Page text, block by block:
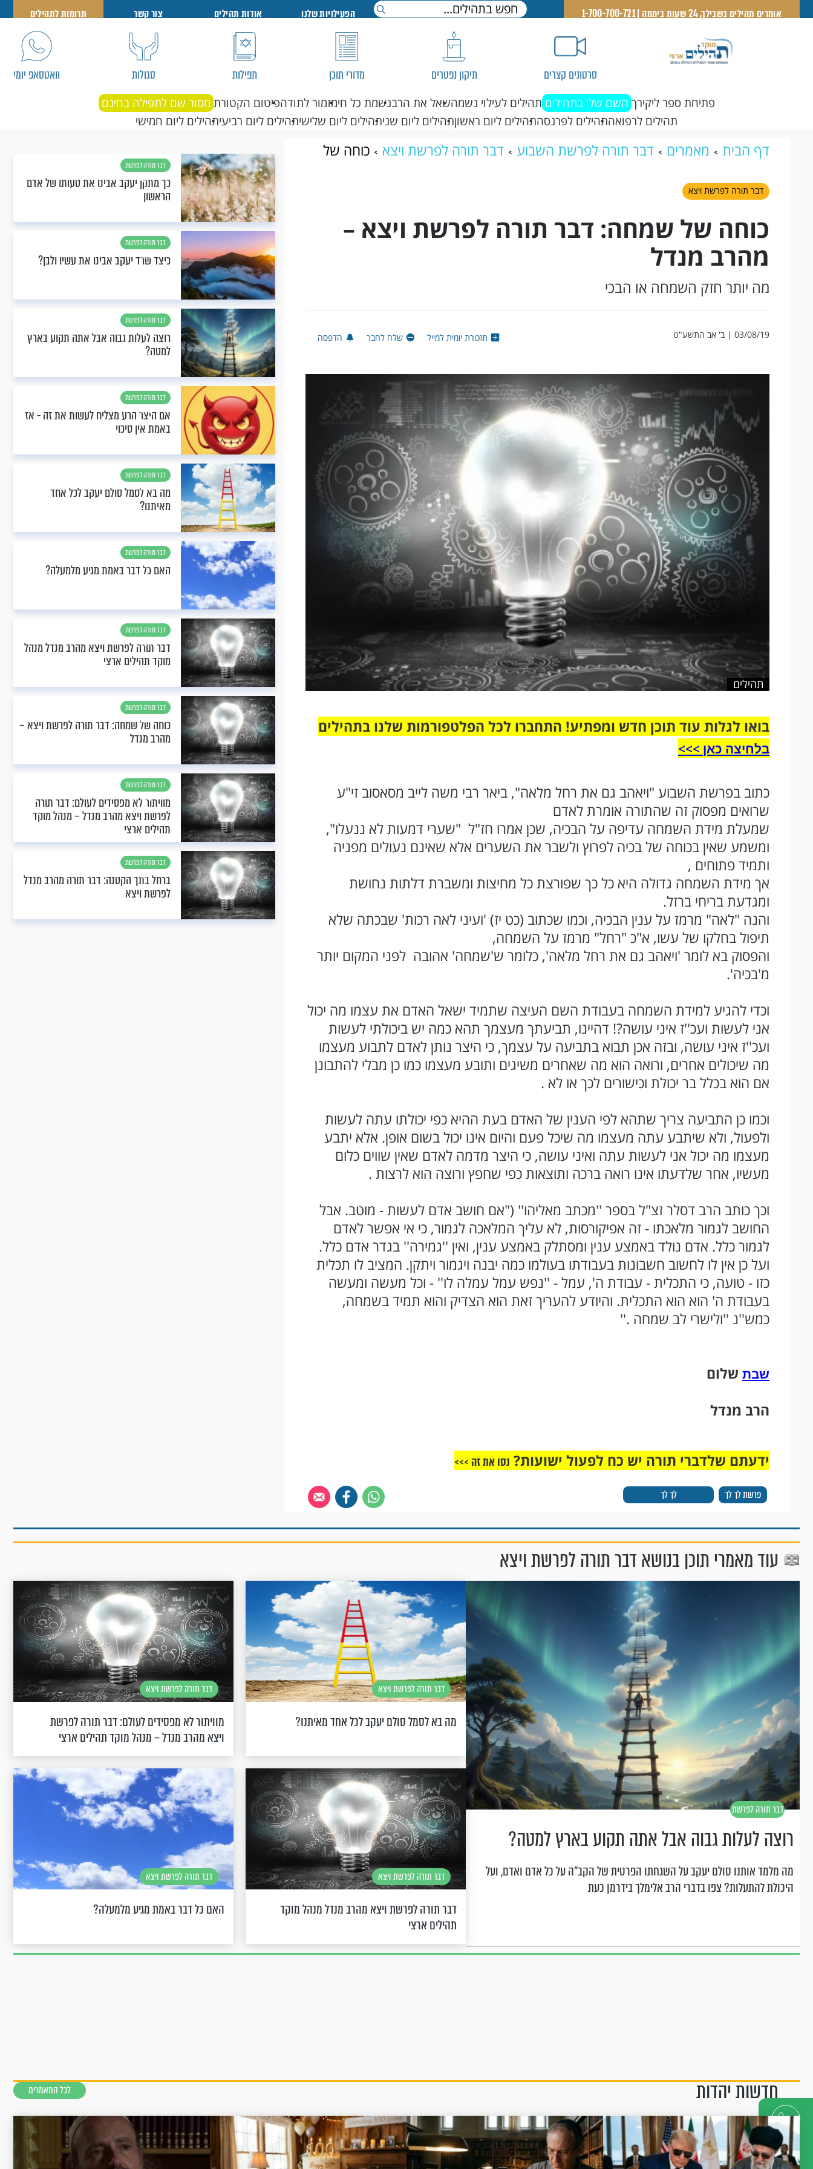
דברו
איתנו
אומרים תהילים בשבילך, 24 שעות ביממה | 1-700-700-721 הפעילויות שלנו אודות תהילים צור קשר תרומות לתהילים
סרטונים קצרים תיקון נפטרים מדורי תוכן תפילות סגולות וואטסאפ יומי
פתיחת ספר ליקירך השם שלי בתהילים תהילים לעילוי נשמהשאל את הרבנשמת כל חימזמור לתודהפיטום הקטורת מסור שם לתפילה בחינם
תהילים לרפואהתהילים לפרנסהתהילים ליום ראשוןתהילים ליום שניתהילים ליום שלישיתהילים ליום רביעיתהילים ליום חמישי
דף הבית מאמרים דבר תורה לפרשת השבוע דבר תורה לפרשת ויצא
כוחה של
שמחה: דבר תורה לפרשת ויצא – מהרב מנדל
דבר תורה לפרשת ויצא
כוחה של שמחה: דבר תורה לפרשת ויצא –
מהרב מנדל
מה יותר חזק השמחה או הבכי
03/08/19 | ב' אב התשע"ט תזכורת יומית למייל שלח לחבר הדפסה
תהילים
בואו לגלות עוד תוכן חדש ומפתיע! התחברו לכל הפלטפורמות שלנו בתהילים
בלחיצה כאן >>>​
כתוב בפרשת השבוע "ויאהב גם את רחל מלאה", ביאר רבי משה לייב מסאסוב זי"ע
שרואים מפסוק זה שהתורה אומרת לאדם
שמעלת מידת השמחה עדיפה על הבכיה, שכן אמרו חז"ל "שערי דמעות לא ננעלו",
ומשמע שאין בכוחה של בכיה לפרוץ ולשבר את השערים אלא שאינם נעולים מפניה
ותמיד פתוחים ,
אך מידת השמחה גדולה היא כל כך שפורצת כל מחיצות ומשברת דלתות נחושת
ומגדעת בריחי ברזל.
והנה "לאה" מרמז על ענין הבכיה, וכמו שכתוב (כט יז) 'ועיני לאה רכות' שבכתה שלא
תיפול בחלקו של עשו, א"כ "רחל" מרמז על השמחה,
והפסוק בא לומר 'ויאהב גם את רחל מלאה', כלומר ש'שמחה' אהובה לפני המקום יותר
מ'בכיה'.
וכדי להגיע למידת השמחה בעבודת השם העיצה שתמיד ישאל האדם את עצמו מה יכול
אני לעשות ועכ''ז איני עושה?! דהיינו, תביעתך מעצמך תהא כמה יש ביכולתי לעשות
ועכ''ז איני עושה, ובזה אכן תבוא בתביעה על עצמך, כי היצר נותן לאדם לתבוע מעצמו
מה שיכולים אחרים, ורואה הוא מה שאחרים משיגים ותובע מעצמו כמו כן מבלי להתבונן
אם הוא בכלל בר יכולת וכישורים לכך או לא .
וכמו כן התביעה צריך שתהא לפי הענין של האדם בעת ההיא כפי יכולתו עתה לעשות
ולפעול, ולא שיתבע עתה מעצמו מה שיכל פעם והיום אינו יכול בשום אופן. אלא יתבע
מעצמו מה יכול אני לעשות עתה ואיני עושה, כי היצר מדמה לאדם שאין שווים כלום
מעשיו, אחר שלדעתו אינו רואה ברכה ותוצאות כפי שחפץ ורוצה הוא לרצות .
וכך כותב הרב דסלר זצ"ל בספר ''מכתב מאליהו'' ("אם חושב אדם לעשות - מוטב. אבל
החושב לגמור מלאכתו - זה אפיקורסות, לא עליך המלאכה לגמור, כי אי אפשר לאדם
לגמור כלל. אדם נולד באמצע ענין ומסתלק באמצע ענין, ואין ''גמירה'' בגדר אדם כלל.
ועל כן אין לו לחשוב חשבונות בעבודתו בעולמו כמה יבנה ויגמור ויתקן. המציב לו תכלית
כזו - טועה, כי התכלית - עבודת ה', עמל - ''נפש עמל עמלה לו'' - וכל מעשה ומעשה
בעבודת ה' הוא הוא התכלית. והיודע להעריך זאת הוא הצדיק והוא תמיד בשמחה,
כמש''נ ''ולישרי לב שמחה ''.
שבת שלום
הרב מנדל
פרשת לך לך לך לך
ידעתם שלדברי תורה יש כח לפעול ישועות? נסו את זה >>>
דבר תורה לפרשת
ויצא
כך מתקן יעקב אבינו את טעותו של אדם
הראשון
דבר תורה לפרשת
ויצא
כיצד שרד יעקב אבינו את עשיו ולבן?
דבר תורה לפרשת
ויצא
רוצה לעלות גבוה אבל אתה תקוע בארץ
למטה?
דבר תורה לפרשת
ויצא
אם היצר הרע מצליח לעשות את זה - אז
באמת אין סיכוי
דבר תורה לפרשת
ויצא
מה בא לסמל סולם יעקב לכל אחד
מאיתנו?
דבר תורה לפרשת
ויצא
האם כל דבר באמת מגיע מלמעלה?
דבר תורה לפרשת
ויצא
דבר תורה לפרשת ויצא מהרב מנדל מנהל
מוקד תהילים ארצי
דבר תורה לפרשת
ויצא
כוחה של שמחה: דבר תורה לפרשת ויצא –
מהרב מנדל
דבר תורה לפרשת
ויצא
מוויתור לא מפסידים לעולם: דבר תורה
לפרשת ויצא מהרב מנדל – מנהל מוקד
תהילים ארצי
דבר תורה לפרשת
ויצא
ברחל בתך הקטנה: דבר תורה מהרב מנדל
לפרשת ויצא
עוד מאמרי תוכן בנושא דבר תורה לפרשת ויצא
דבר תורה לפרשת
רוצה לעלות גבוה אבל אתה תקוע בארץ למטה?
מה מלמד אותנו סולם יעקב על השגחתו הפרטית של הקב"ה על כל אדם ואדם, ועל
היכולת להתעלות? צפו בדברי הרב אלימלך בידרמן כעת
דבר תורה לפרשת ויצא
מה בא לסמל סולם יעקב לכל אחד מאיתנו?
דבר תורה לפרשת ויצא
מוויתור לא מפסידים לעולם: דבר תורה לפרשת
ויצא מהרב מנדל – מנהל מוקד תהילים ארצי
דבר תורה לפרשת ויצא
דבר תורה לפרשת ויצא מהרב מנדל מנהל מוקד
תהילים ארצי
דבר תורה לפרשת ויצא
האם כל דבר באמת מגיע מלמעלה?
חדשות יהדות לכל המאמרים